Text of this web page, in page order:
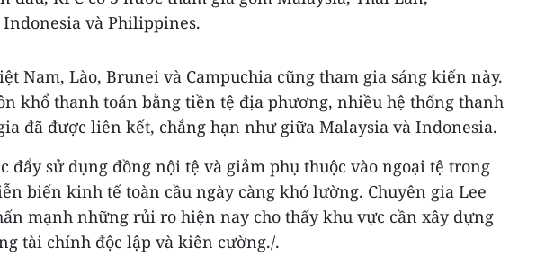
Indonesia và Philippines.
Nam, Lào, Brunei và Campuchia cũng tham gia sáng kiến này.
khổ thanh toán bằng tiền tệ địa phương, nhiều hệ thống thanh
đã được liên kết, chẳng hạn như giữa Malaysia và Indonesia.
đẩy sử dụng đồng nội tệ và giảm phụ thuộc vào ngoại tệ trong
biến kinh tế toàn cầu ngày càng khó lường. Chuyên gia Lee
mạnh những rủi ro hiện nay cho thấy khu vực cần xây dựng
tài chính độc lập và kiên cường./.